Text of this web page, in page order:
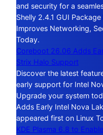
and security for a
Shelly 2.4.1 GUI
Improves Networking,
Today.
Coreboot 26.06 Adds
Strix Halo Support
Discover the latest
early support for Intel
Upgrade your system
Adds Early Intel Nova
appeared first on Linux
KDE Plasma 6.8 to